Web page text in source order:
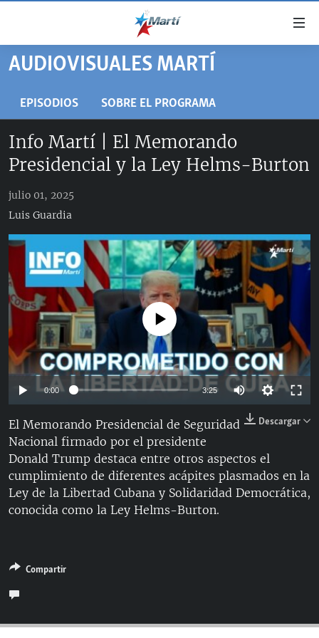
accesibilidad
contenido
navegación
principal
búsqueda
TITULARES
CUBA
DERECHOS HUMANOS
#11JCUBA, 5 AÑOS DESPUÉS
INFORME DEL DEPARTAMENTO DE ESTADO DE EEUU
SOBRE CUBA
ESTADOS UNIDOS
AMÉRICA LATINA
MUNDO
ARTE Y ENTRETENIMIENTO
OPINIÓN GRÁFICA
AUDIOVISUALES MARTÍ
RADIO MARTÍ
ESPECIALES
ESPECIALES
LA REALIDAD DE LA VIVIENDA EN CUBA
KENTU-CUBANO
LOS SANTOS DE HIALEAH
DESINFORMACIÓN RUSA EN AMÉRICA LATINA
MULTIMEDIA
EDITORIALES
SÍGUENOS
AUDIOVISUALES MARTÍ
EPISODIOS SOBRE EL PROGRAMA
Info Martí | El Memorando
Presidencial y la Ley Helms-Burton
julio 01, 2025
Luis Guardia
Auto 144p 240p
480p 720p
No media source currently available
0:00 3:25 Auto
144p
360p
480p
Descargar
El Memorando Presidencial de Seguridad
Nacional firmado por el presidente
Donald Trump destaca entre otros aspectos el
cumplimiento de diferentes acápites plasmados en la
Ley de la Libertad Cubana y Solidaridad Democrática,
conocida como la Ley Helms-Burton.
Compartir